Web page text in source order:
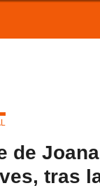
de
tras